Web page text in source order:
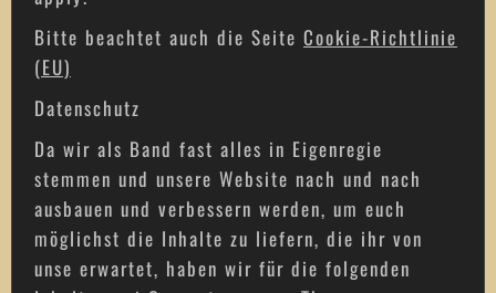
Bitte beachtet auch die Seite Cookie-Richtlinie
(EU)
Datenschutz
Da wir als Band fast alles in Eigenregie
stemmen und unsere Website nach und nach
ausbauen und verbessern werden, um euch
möglichst die Inhalte zu liefern, die ihr von
unse erwartet, haben wir für die folgenden